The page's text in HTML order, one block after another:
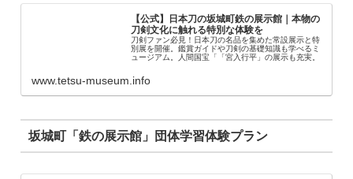
【公式】日本刀の坂城町鉄の展示館｜本物の
刀剣文化に触れる特別な体験を
刀剣ファン必見！日本刀の名品を集めた常設展示と特
別展を開催。鑑賞ガイドや刀剣の基礎知識も学べるミ
ュージアム。人間国宝「「宮入行平」の展示も充実。
www.tetsu-museum.info
坂城町「鉄の展示館」団体学習体験プラン